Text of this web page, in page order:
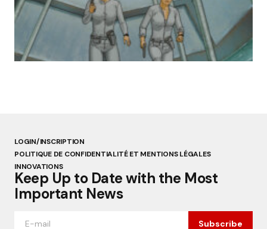
« Abandon des géants de la robotique :
Aldebaran, l’icône française laissée à l’oubli »
par Lucie Dubois 18 mars 2025
LOGIN/INSCRIPTION
POLITIQUE DE CONFIDENTIALITÉ ET MENTIONS LÉGALES
INNOVATIONS
Keep Up to Date with the Most
Important News
Subscribe